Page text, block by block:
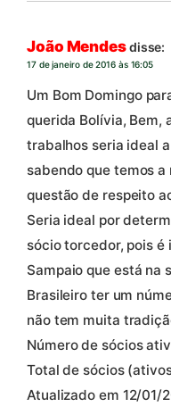
João Mendesdisse:
17 de janeiro de 2016 às 16:05
Um Bom Domingo
querida Bolívia, Bem,
trabalhos seria ideal
sabendo que temos
questão de respeito
Seria ideal por
sócio torcedor, pois
Sampaio que está na
Brasileiro ter um
não tem muita
Número de sócios
Total de sócios
Atualizado em 12/01/